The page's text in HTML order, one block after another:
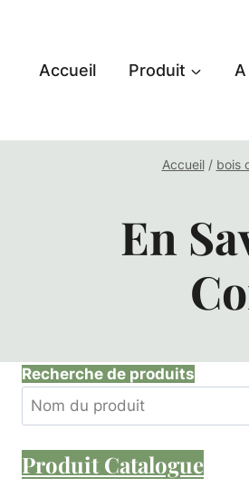
contenu
Accueil Produit
Accueil / bois
En
Recherche de produits
ProduitCatalogue